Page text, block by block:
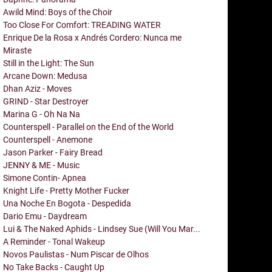
Awild Mind: Boys of the Choir
Too Close For Comfort: TREADING WATER
Enrique De la Rosa x Andrés Cordero: Nunca me
Miraste
Still in the Light: The Sun
Arcane Down: Medusa
Dhan Aziz - Moves
GRIND - Star Destroyer
Marina G - Oh Na Na
Counterspell - Parallel on the End of the World
Counterspell - Anemone
Jason Parker - Fairy Bread
JENNY & ME - Music
Simone Contin- Apnea
Knight Life - Pretty Mother Fucker
Una Noche En Bogota - Despedida
Dario Emu - Daydream
Lui & The Naked Aphids - Lindsey Sue (Will You Mar...
A Reminder - Tonal Wakeup
Novos Paulistas - Num Piscar de Olhos
No Take Backs - Caught Up